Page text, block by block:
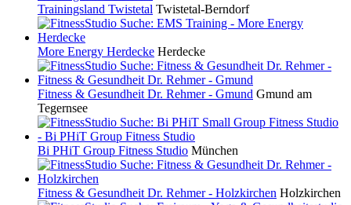
Trainingsland Twistetal Twistetal-Berndorf
More Energy Herdecke Herdecke
Fitness & Gesundheit Dr. Rehmer - Gmund Gmund am
Tegernsee
Bi PHiT Group Fitness Studio München
Fitness & Gesundheit Dr. Rehmer - Holzkirchen Holzkirchen